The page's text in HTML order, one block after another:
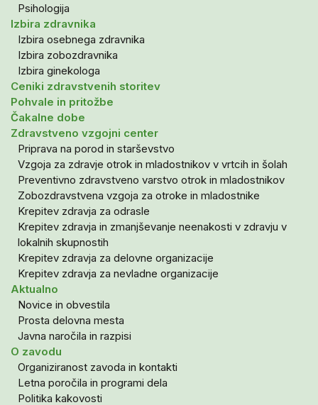
Psihologija
Izbira zdravnika
Izbira osebnega zdravnika
Izbira zobozdravnika
Izbira ginekologa
Ceniki zdravstvenih storitev
Pohvale in pritožbe
Čakalne dobe
Zdravstveno vzgojni center
Priprava na porod in starševstvo
Vzgoja za zdravje otrok in mladostnikov v vrtcih in šolah
Preventivno zdravstveno varstvo otrok in mladostnikov
Zobozdravstvena vzgoja za otroke in mladostnike
Krepitev zdravja za odrasle
Krepitev zdravja in zmanjševanje neenakosti v zdravju v
lokalnih skupnostih
Krepitev zdravja za delovne organizacije
Krepitev zdravja za nevladne organizacije
Aktualno
Novice in obvestila
Prosta delovna mesta
Javna naročila in razpisi
O zavodu
Organiziranost zavoda in kontakti
Letna poročila in programi dela
Politika kakovosti